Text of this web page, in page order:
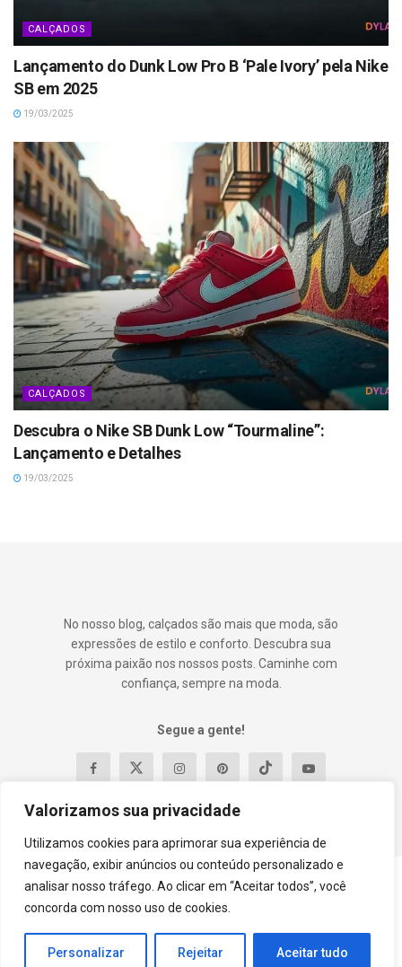
Valorizamos sua privacidade
Utilizamos cookies para aprimorar sua experiência de
navegação, exibir anúncios ou conteúdo personalizado e
analisar nosso tráfego. Ao clicar em “Aceitar todos”, você
concorda com nosso uso de cookies.
Personalizar Rejeitar Aceitar tudo
CALÇADOS
Lançamento do Dunk Low Pro B ‘Pale Ivory’ pela Nike
SB em 2025
19/03/2025
CALÇADOS
Descubra o Nike SB Dunk Low “Tourmaline”:
Lançamento e Detalhes
19/03/2025
No nosso blog, calçados são mais que moda, são
expressões de estilo e conforto. Descubra sua
próxima paixão nos nossos posts. Caminhe com
confiança, sempre na moda.
Segue a gente!
Contato Política e Privacidade
Termos e Condições
Sobre
© 2023DylaShoes- Premium WordPress news & magazine theme by
Guilherme Oliveira.